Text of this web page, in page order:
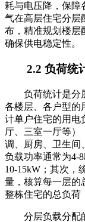
耗与电压降，保障
气在高层住宅分层
布，精准规划楼层
确保供电稳定性。
2.2 负荷统
负荷统计是分
各楼层、各户型的
计单户住宅的用电
厅、三室一厅等）
调、厨房、卫生间
负载功率通常为4-
10-15kW；其次，
量，核算每一层的
整栋住宅的总负荷
分层负载分配